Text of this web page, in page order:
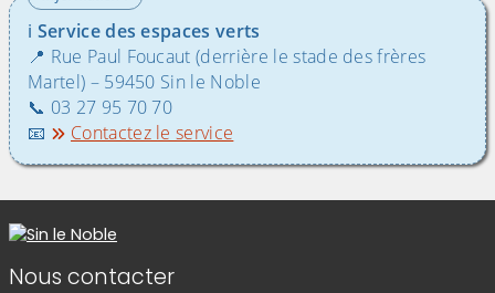
ℹ️ Service des espaces verts
📍 Rue Paul Foucaut (derrière le stade des frères
Martel) – 59450 Sin le Noble
📞 03 27 95 70 70
📧
Contactez le service
Informations de contact
Nous contacter